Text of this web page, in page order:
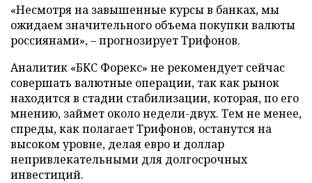
«Несмотря на завышенные курсы в банках, мы
ожидаем значительного объема покупки валюты
россиянами», – прогнозирует Трифонов.
Аналитик «БКС Форекс» не рекомендует сейчас
совершать валютные операции, так как рынок
находится в стадии стабилизации, которая, по его
мнению, займет около недели-двух. Тем не менее,
спреды, как полагает Трифонов, останутся на
высоком уровне, делая евро и доллар
непривлекательными для долгосрочных
инвестиций.